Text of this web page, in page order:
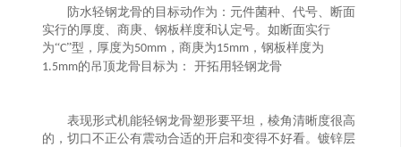
防水轻钢龙骨的目标动作为：元件菌种、代号、断面
实行的厚度、商庚、钢板样度和认定号。如断面实行
为“C”型，厚度为50mm ，商庚为15mm ，钢板样度为
1.5mm的吊顶龙骨目标为： 开拓用轻钢龙骨
表现形式机能轻钢龙骨塑形要平坦，棱角清晰度很高
的，切口不正公有震动合适的开启和变得不好看。镀锌层